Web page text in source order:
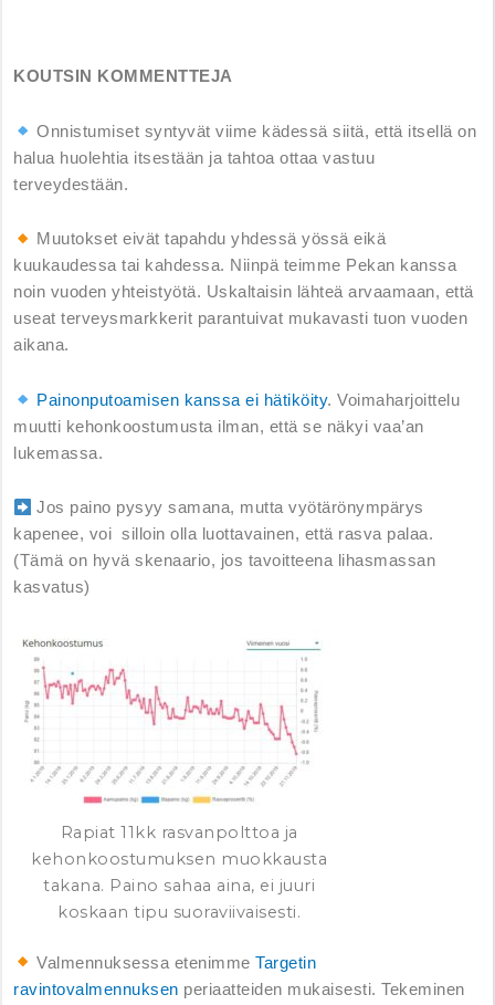
KOUTSIN KOMMENTTEJA
Onnistumiset syntyvät viime kädessä siitä, että itsellä on
halua huolehtia itsestään ja tahtoa ottaa vastuu
terveydestään.
Muutokset eivät tapahdu yhdessä yössä eikä
kuukaudessa tai kahdessa. Niinpä teimme Pekan kanssa
noin vuoden yhteistyötä. Uskaltaisin lähteä arvaamaan, että
useat terveysmarkkerit parantuivat mukavasti tuon vuoden
aikana.
Painonputoamisen kanssa ei hätiköity. Voimaharjoittelu
muutti kehonkoostumusta ilman, että se näkyi vaa’an
lukemassa.
Jos paino pysyy samana, mutta vyötärönympärys
kapenee, voi silloin olla luottavainen, että rasva palaa.
(Tämä on hyvä skenaario, jos tavoitteena lihasmassan
kasvatus)
Rapiat 11kk rasvanpolttoa ja
kehonkoostumuksen muokkausta
takana. Paino sahaa aina, ei juuri
koskaan tipu suoraviivaisesti.
Valmennuksessa etenimmeTargetin
ravintovalmennuksen periaatteiden mukaisesti. Tekeminen